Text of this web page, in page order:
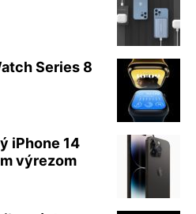
Series 8
iPhone 14
výrezom